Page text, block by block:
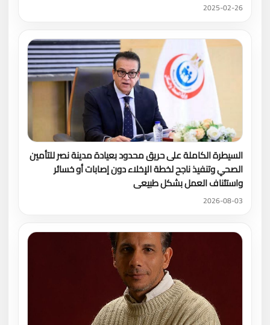
2025-02-26
السيطرة الكاملة على حريق محدود بعيادة مدينة نصر للتأمين
الصحي وتنفيذ ناجح لخطة الإخلاء دون إصابات أو خسائر
واستئناف العمل بشكل طبيعى
2026-08-03